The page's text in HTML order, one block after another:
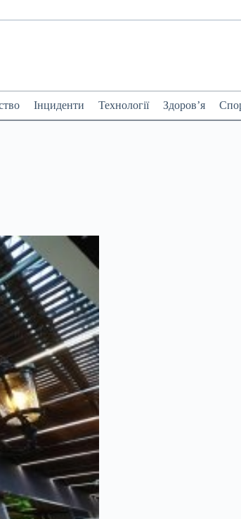
Інциденти Технології Здоров’я